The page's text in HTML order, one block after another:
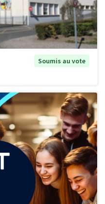
Soumis au vote